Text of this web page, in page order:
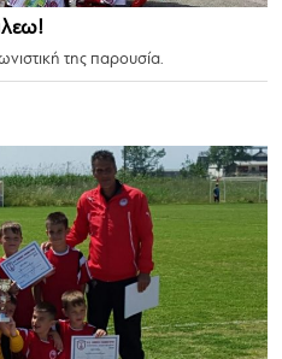
της παρουσία.